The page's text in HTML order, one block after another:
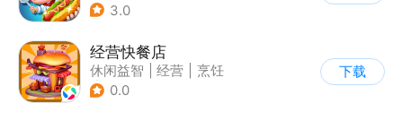
| 学习教育
3.0
经营快餐店
休闲益智 经营
烹饪
| 卡通
0.0
下载